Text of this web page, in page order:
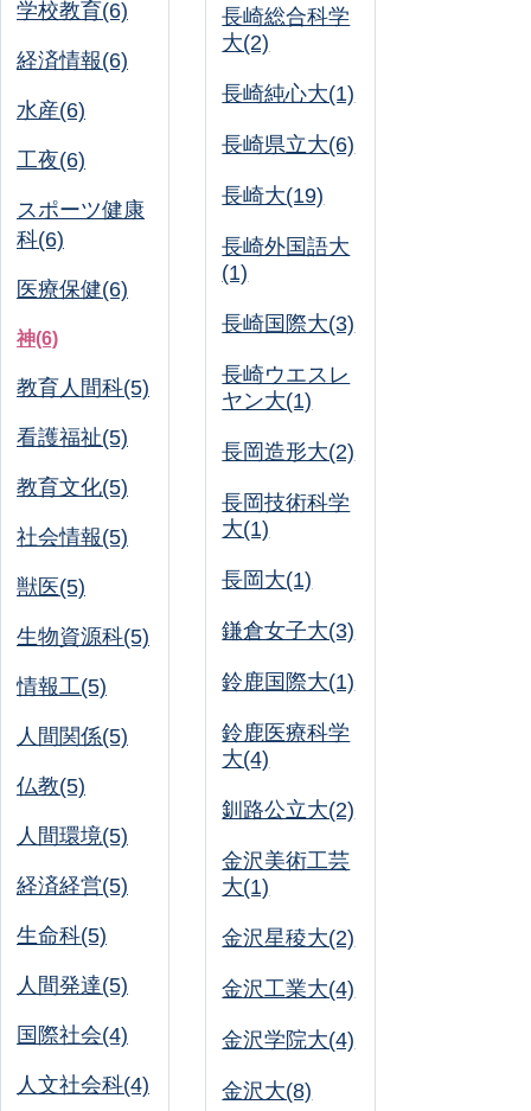
学校教育(6)
経済情報(6)
水産(6)
工夜(6)
スポーツ健康
科(6)
医療保健(6)
神(6)
教育人間科(5)
看護福祉(5)
教育文化(5)
社会情報(5)
獣医(5)
生物資源科(5)
情報工(5)
人間関係(5)
仏教(5)
人間環境(5)
経済経営(5)
生命科(5)
人間発達(5)
国際社会(4)
人文社会科(4)
長崎総合科学
大(2)
長崎純心大(1)
長崎県立大(6)
長崎大(19)
長崎外国語大
(1)
長崎国際大(3)
長崎ウエスレ
ヤン大(1)
長岡造形大(2)
長岡技術科学
大(1)
長岡大(1)
鎌倉女子大(3)
鈴鹿国際大(1)
鈴鹿医療科学
大(4)
釧路公立大(2)
金沢美術工芸
大(1)
金沢星稜大(2)
金沢工業大(4)
金沢学院大(4)
金沢大(8)